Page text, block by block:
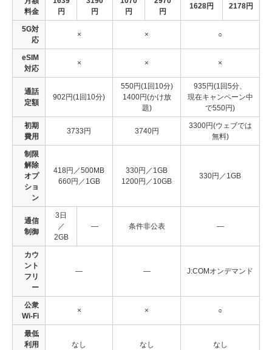
料金
円
円
円
円
1628円 2178円
5G対
応
× × ○
eSIM
対応
× × ×
通話
定額
902円(1回10分)
550円(1回10分)
1400円(かけ放
題)
935円(1回5分、
現在キャンペーン中
で550円)
初期
費用
3733円 3740円
3300円(ウェブでは
無料)
制限
解除
オプ
ショ
ン
418円／500MB
660円／1GB
330円／1GB
1200円／10GB
330円／1GB
通信
制御
3日
／
2GB
― 条件非公表 ―
カウ
ント
フリ
ー
― ― J:COMオンデマンド
公衆
Wi-Fi
× × ○
最低
利用
なし なし なし